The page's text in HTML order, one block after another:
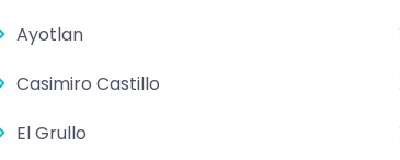
Ayotlan
Casimiro Castillo
El Grullo